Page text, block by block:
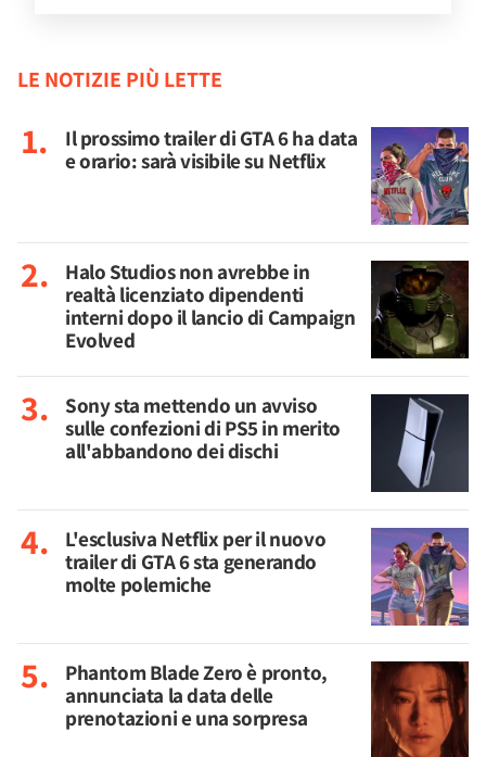
LE NOTIZIE PIÙ LETTE
Il prossimo trailer di GTA 6 ha data
e orario: sarà visibile su Netflix
Halo Studios non avrebbe in
realtà licenziato dipendenti
interni dopo il lancio di Campaign
Evolved
Sony sta mettendo un avviso
sulle confezioni di PS5 in merito
all'abbandono dei dischi
L'esclusiva Netflix per il nuovo
trailer di GTA 6 sta generando
molte polemiche
Phantom Blade Zero è pronto,
annunciata la data delle
prenotazioni e una sorpresa